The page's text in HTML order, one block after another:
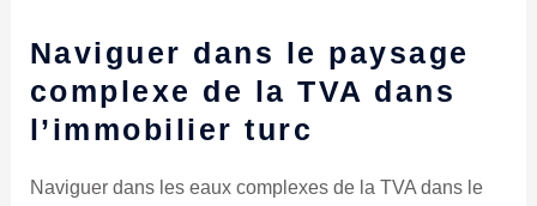
Naviguer dans le paysage
complexe de la TVA dans
l’immobilier turc
Naviguer dans les eaux complexes de la TVA dans le